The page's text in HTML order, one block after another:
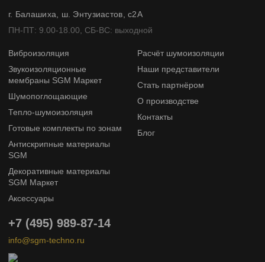
г. Балашиха, ш. Энтузиастов, с2А
ПН-ПТ: 9.00-18.00, СБ-ВС: выходной
Виброизоляция
Звукоизоляционные
мембраны SGM Маркет
Шумопоглощающие
Тепло-шумоизоляция
Готовые комплекты по зонам
Антискрипные материалы
SGM
Декоративные материалы
SGM Маркет
Аксессуары
Расчёт шумоизоляции
Наши представители
Стать партнёром
О производстве
Контакты
Блог
+7 (495) 989-87-14
info@sgm-techno.ru